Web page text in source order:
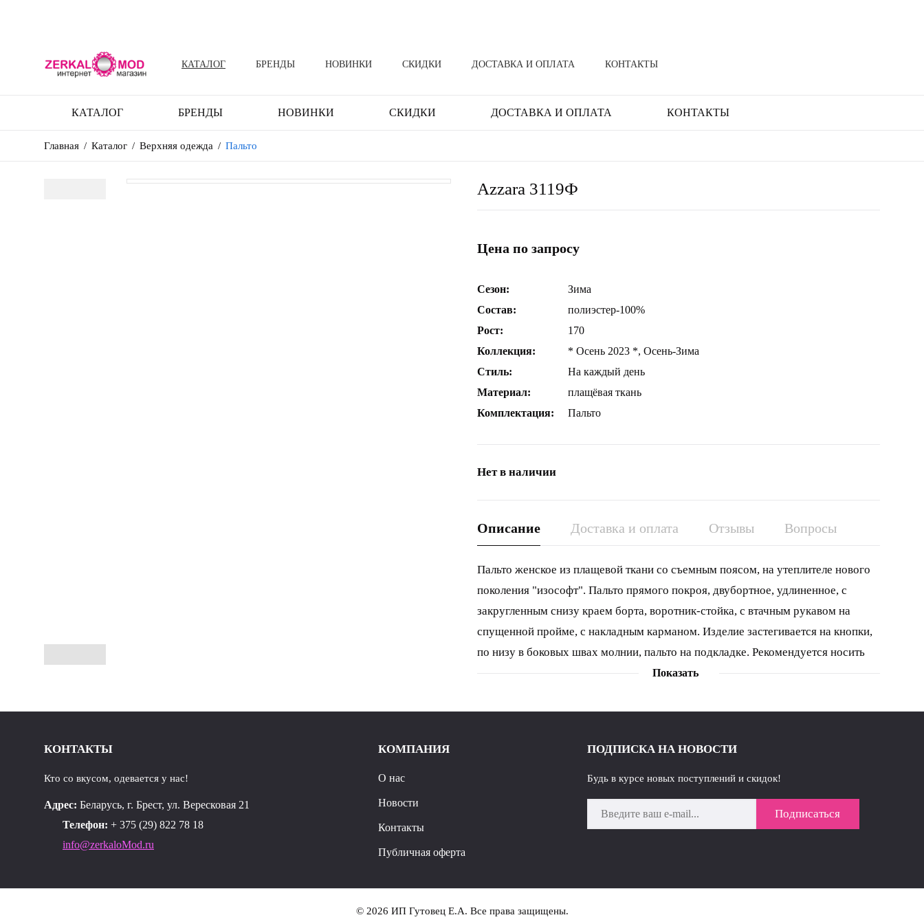
КАТАЛОГ БРЕНДЫ НОВИНКИ СКИДКИ ДОСТАВКА И ОПЛАТА КОНТАКТЫ
КАТАЛОГ БРЕНДЫ НОВИНКИ СКИДКИ ДОСТАВКА И ОПЛАТА КОНТАКТЫ
Главная / Каталог / Верхняя одежда / Пальто
Azzara 3119Ф
Цена по запросу
Сезон:
Зима
Состав:
полиэстер-100%
Рост:
170
Коллекция:
* Осень 2023 *, Осень-Зима
Стиль:
На каждый день
Материал:
плащёвая ткань
Комплектация:
Пальто
Нет в наличии
Описание Доставка и оплата Отзывы Вопросы
Пальто женское из плащевой ткани со съемным поясом, на утеплителе нового
поколения "изософт". Пальто прямого покроя, двубортное, удлиненное, с
закругленным снизу краем борта, воротник-стойка, с втачным рукавом на
спущенной пройме, с накладным карманом. Изделие застегивается на кнопки,
по низу в боковых швах молнии, пальто на подкладке. Рекомендуется носить
при температуре -10 и до -20 градусов. Ширина по линии груди (44):59см
(44):61см (46):63см (48):65см (50):67см (52):69см (54):71см Длина изделия
Показать
КОНТАКТЫ
Кто со вкусом, одевается у нас!
Адрес: Беларусь, г. Брест, ул. Вересковая 21
Телефон: + 375 (29) 822 78 18
info@zerkaloMod.ru
КОМПАНИЯ
О нас
Новости
Контакты
Публичная оферта
ПОДПИСКА НА НОВОСТИ
Будь в курсе новых поступлений и скидок!
Подписаться
© 2026 ИП Гутовец Е.А. Все права защищены.